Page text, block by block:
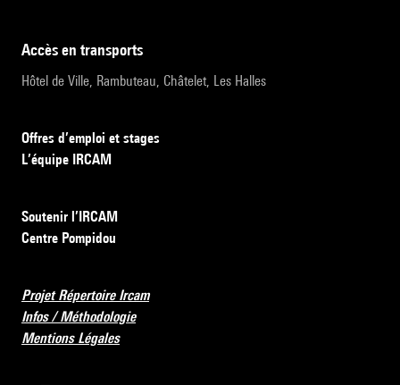
accès en transports
Hôtel de Ville, Rambuteau, Châtelet, Les Halles
Offres d’emploi et stages
L’équipe IRCAM
Soutenir l’IRCAM
Centre Pompidou
Projet Répertoire Ircam
Infos / Méthodologie
Mentions Légales